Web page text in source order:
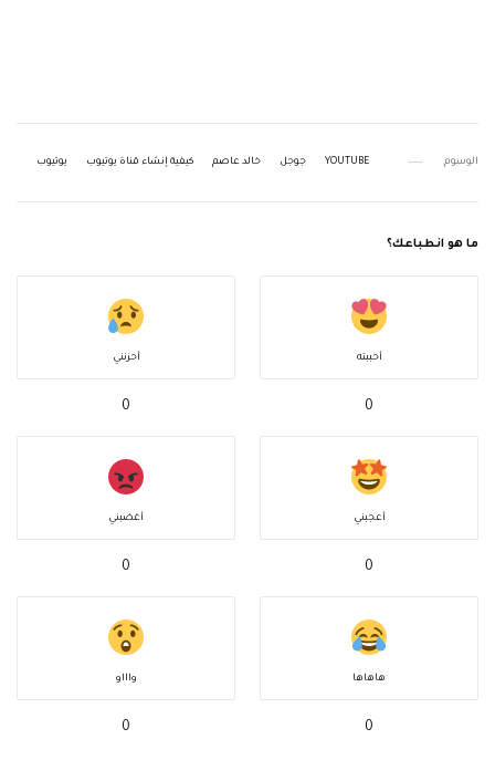
الوسوم YOUTUBE جوجل خالد عاصم كيفية إنشاء قناة يوتيوب يوتيوب
ما هو انطباعك؟
أحببته
0
أحزنني
0
أعجبني
0
أغضبني
0
هاهاها
0
واااو
0